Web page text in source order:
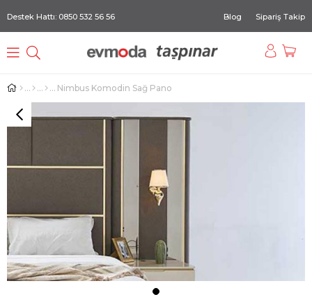
Destek Hattı: 0850 532 56 56 Blog Sipariş Takip
Nimbus Komodin Sağ Pano